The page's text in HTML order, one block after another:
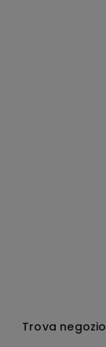
Trova negozio